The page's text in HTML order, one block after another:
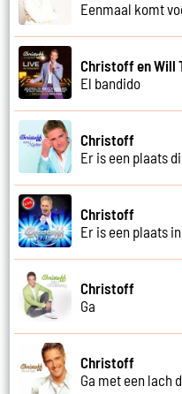
Eenmaal komt
Christoff en Will
El bandido
Christoff
Er is een plaats
Christoff
Er is een plaats
Christoff
Ga
Christoff
Ga met een lach